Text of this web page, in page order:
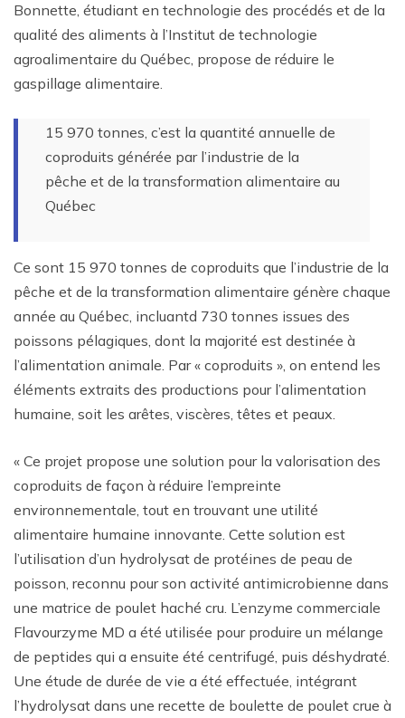
Bonnette, étudiant en technologie des procédés et de la
qualité des aliments à l’Institut de technologie
agroalimentaire du Québec, propose de réduire le
gaspillage alimentaire.
15 970 tonnes, c’est la quantité annuelle de
coproduits générée par l’industrie de la
pêche et de la transformation alimentaire au
Québec
Ce sont 15 970 tonnes de coproduits que l’industrie de la
pêche et de la transformation alimentaire génère chaque
année au Québec, incluantd 730 tonnes issues des
poissons pélagiques, dont la majorité est destinée à
l’alimentation animale. Par « coproduits », on entend les
éléments extraits des productions pour l’alimentation
humaine, soit les arêtes, viscères, têtes et peaux.
« Ce projet propose une solution pour la valorisation des
coproduits de façon à réduire l’empreinte
environnementale, tout en trouvant une utilité
alimentaire humaine innovante. Cette solution est
l’utilisation d’un hydrolysat de protéines de peau de
poisson, reconnu pour son activité antimicrobienne dans
une matrice de poulet haché cru. L’enzyme commerciale
Flavourzyme MD a été utilisée pour produire un mélange
de peptides qui a ensuite été centrifugé, puis déshydraté.
Une étude de durée de vie a été effectuée, intégrant
l’hydrolysat dans une recette de boulette de poulet crue à